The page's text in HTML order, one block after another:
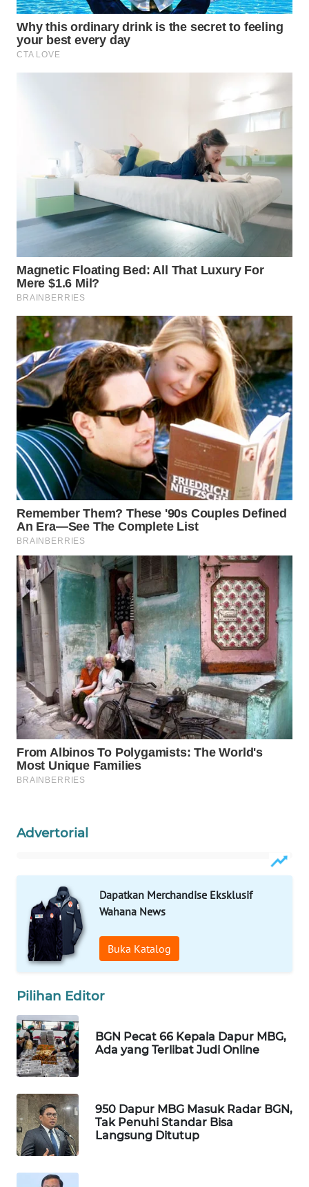
Advertorial
Dapatkan Merchandise Eksklusif
Wahana News
Buka Katalog
Pilihan Editor
BGN Pecat 66 Kepala Dapur MBG,
Ada yang Terlibat Judi Online
950 Dapur MBG Masuk Radar BGN,
Tak Penuhi Standar Bisa
Langsung Ditutup
KARING
NEWS
JURNAL
MARITIM
GARONGGANG
NEWS
FISUELRI
ID
ENERGI
NEWS
CILEUNGSI
NEWS
BERKAT
NEWS
BERAMPU
NEWS
ANUGERAH
NEWS
AKHLAK
ID
PERAPKI
NEWS
SONYA
ASA
NEWS